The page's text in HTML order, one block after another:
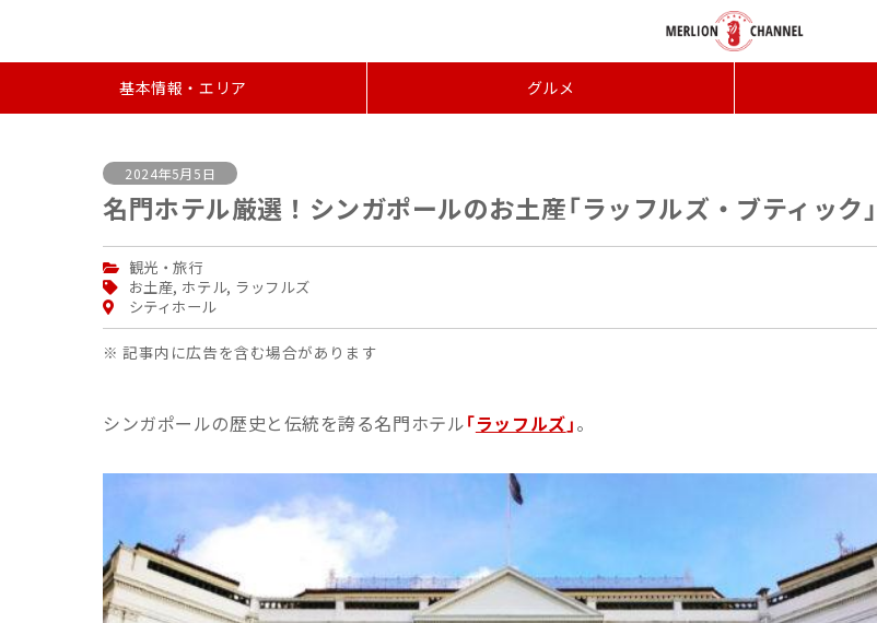
基本情報・エリア グルメ
2024年5月5日
名門ホテル厳選！シンガポールのお土産「ラッフルズ・ブティック」
観光・旅行
お土産, ホテル, ラッフルズ
シティホール
※ 記事内に広告を含む場合があります
シンガポールの歴史と伝統を誇る名門ホテル「ラッフルズ」。